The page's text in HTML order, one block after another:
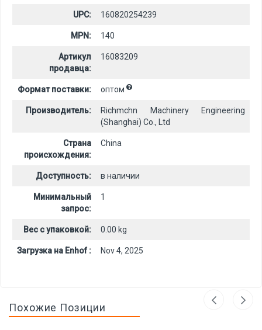
UPC: 160820254239
MPN: 140
Артикул
продавца:
16083209
Формат поставки: оптом
Производитель:
Richmchn Machinery Engineering
(Shanghai) Co., Ltd
Страна
происхождения:
China
Доступность: в наличии
Минимальный
запрос:
1
Вес с упаковкой: 0.00 kg
Загрузка на Enhof : Nov 4, 2025
Похожие Позиции